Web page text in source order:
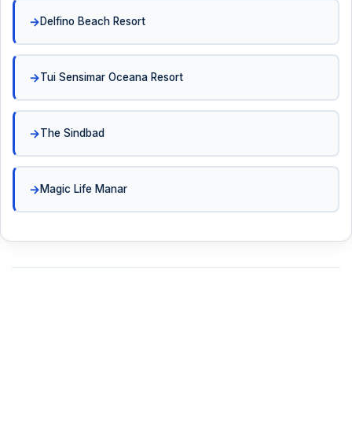
Delfino Beach Resort
Tui Sensimar Oceana Resort
The Sindbad
Magic Life Manar